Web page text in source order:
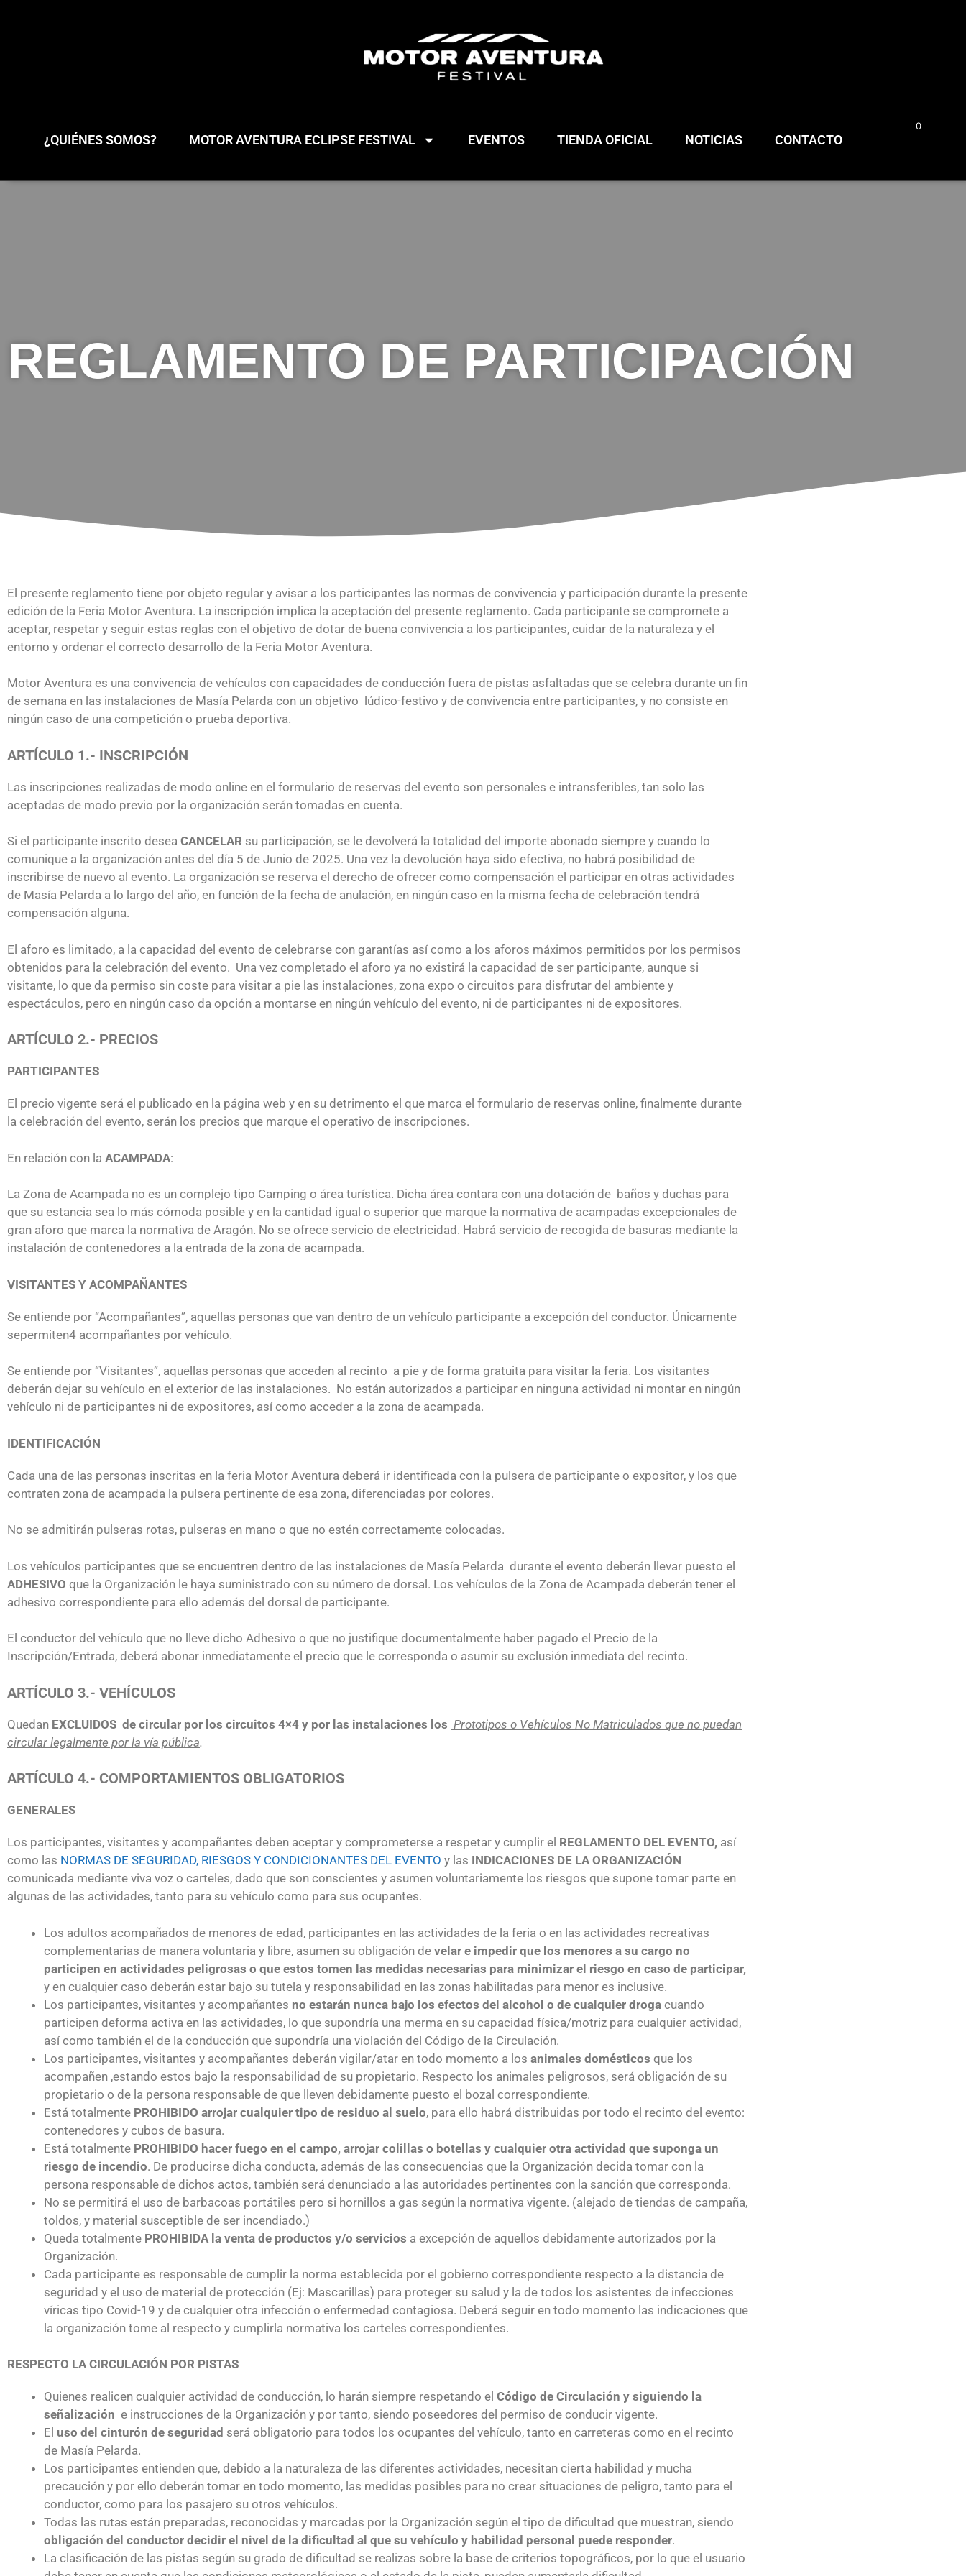
¿QUIÉNES SOMOS? MOTOR AVENTURA ECLIPSE FESTIVAL EVENTOS TIENDA OFICIAL NOTICIAS CONTACTO
0
REGLAMENTO DE PARTICIPACIÓN
El presente reglamento tiene por objeto regular y avisar a los participantes las normas de convivencia y participación durante la presente
edición de la Feria Motor Aventura. La inscripción implica la aceptación del presente reglamento. Cada participante se compromete a
aceptar, respetar y seguir estas reglas con el objetivo de dotar de buena convivencia a los participantes, cuidar de la naturaleza y el
entorno y ordenar el correcto desarrollo de la Feria Motor Aventura.
Motor Aventura es una convivencia de vehículos con capacidades de conducción fuera de pistas asfaltadas que se celebra durante un fin
de semana en las instalaciones de Masía Pelarda con un objetivo lúdico-festivo y de convivencia entre participantes, y no consiste en
ningún caso de una competición o prueba deportiva.
ARTÍCULO 1.- INSCRIPCIÓN
Las inscripciones realizadas de modo online en el formulario de reservas del evento son personales e intransferibles, tan solo las
aceptadas de modo previo por la organización serán tomadas en cuenta.
Si el participante inscrito desea CANCELAR su participación, se le devolverá la totalidad del importe abonado siempre y cuando lo
comunique a la organización antes del día 5 de Junio de 2025. Una vez la devolución haya sido efectiva, no habrá posibilidad de
inscribirse de nuevo al evento. La organización se reserva el derecho de ofrecer como compensación el participar en otras actividades
de Masía Pelarda a lo largo del año, en función de la fecha de anulación, en ningún caso en la misma fecha de celebración tendrá
compensación alguna.
El aforo es limitado, a la capacidad del evento de celebrarse con garantías así como a los aforos máximos permitidos por los permisos
obtenidos para la celebración del evento. Una vez completado el aforo ya no existirá la capacidad de ser participante, aunque si
visitante, lo que da permiso sin coste para visitar a pie las instalaciones, zona expo o circuitos para disfrutar del ambiente y
espectáculos, pero en ningún caso da opción a montarse en ningún vehículo del evento, ni de participantes ni de expositores.
ARTÍCULO 2.- PRECIOS
PARTICIPANTES
El precio vigente será el publicado en la página web y en su detrimento el que marca el formulario de reservas online, finalmente durante
la celebración del evento, serán los precios que marque el operativo de inscripciones.
En relación con la ACAMPADA:
La Zona de Acampada no es un complejo tipo Camping o área turística. Dicha área contara con una dotación de baños y duchas para
que su estancia sea lo más cómoda posible y en la cantidad igual o superior que marque la normativa de acampadas excepcionales de
gran aforo que marca la normativa de Aragón. No se ofrece servicio de electricidad. Habrá servicio de recogida de basuras mediante la
instalación de contenedores a la entrada de la zona de acampada.
VISITANTES Y ACOMPAÑANTES
Se entiende por “Acompañantes”, aquellas personas que van dentro de un vehículo participante a excepción del conductor. Únicamente
sepermiten4 acompañantes por vehículo.
Se entiende por “Visitantes”, aquellas personas que acceden al recinto a pie y de forma gratuita para visitar la feria. Los visitantes
deberán dejar su vehículo en el exterior de las instalaciones. No están autorizados a participar en ninguna actividad ni montar en ningún
vehículo ni de participantes ni de expositores, así como acceder a la zona de acampada.
IDENTIFICACIÓN
Cada una de las personas inscritas en la feria Motor Aventura deberá ir identificada con la pulsera de participante o expositor, y los que
contraten zona de acampada la pulsera pertinente de esa zona, diferenciadas por colores.
No se admitirán pulseras rotas, pulseras en mano o que no estén correctamente colocadas.
Los vehículos participantes que se encuentren dentro de las instalaciones de Masía Pelarda durante el evento deberán llevar puesto el
ADHESIVO que la Organización le haya suministrado con su número de dorsal. Los vehículos de la Zona de Acampada deberán tener el
adhesivo correspondiente para ello además del dorsal de participante.
El conductor del vehículo que no lleve dicho Adhesivo o que no justifique documentalmente haber pagado el Precio de la
Inscripción/Entrada, deberá abonar inmediatamente el precio que le corresponda o asumir su exclusión inmediata del recinto.
ARTÍCULO 3.- VEHÍCULOS
Quedan EXCLUIDOS de circular por los circuitos 4×4 y por las instalaciones los Prototipos o Vehículos No Matriculados que no puedan
circular legalmente por la vía pública.
ARTÍCULO 4.- COMPORTAMIENTOS OBLIGATORIOS
GENERALES
Los participantes, visitantes y acompañantes deben aceptar y comprometerse a respetar y cumplir el REGLAMENTO DEL EVENTO, así
como las NORMAS DE SEGURIDAD, RIESGOS Y CONDICIONANTES DEL EVENTO y las INDICACIONES DE LA ORGANIZACIÓN
comunicada mediante viva voz o carteles, dado que son conscientes y asumen voluntariamente los riesgos que supone tomar parte en
algunas de las actividades, tanto para su vehículo como para sus ocupantes.
Los adultos acompañados de menores de edad, participantes en las actividades de la feria o en las actividades recreativas
complementarias de manera voluntaria y libre, asumen su obligación de velar e impedir que los menores a su cargo no
participen en actividades peligrosas o que estos tomen las medidas necesarias para minimizar el riesgo en caso de participar,
y en cualquier caso deberán estar bajo su tutela y responsabilidad en las zonas habilitadas para menor es inclusive.
Los participantes, visitantes y acompañantes no estarán nunca bajo los efectos del alcohol o de cualquier droga cuando
participen deforma activa en las actividades, lo que supondría una merma en su capacidad física/motriz para cualquier actividad,
así como también el de la conducción que supondría una violación del Código de la Circulación.
Los participantes, visitantes y acompañantes deberán vigilar/atar en todo momento a los animales domésticos que los
acompañen ,estando estos bajo la responsabilidad de su propietario. Respecto los animales peligrosos, será obligación de su
propietario o de la persona responsable de que lleven debidamente puesto el bozal correspondiente.
Está totalmente PROHIBIDO arrojar cualquier tipo de residuo al suelo, para ello habrá distribuidas por todo el recinto del evento:
contenedores y cubos de basura.
Está totalmente PROHIBIDO hacer fuego en el campo, arrojar colillas o botellas y cualquier otra actividad que suponga un
riesgo de incendio. De producirse dicha conducta, además de las consecuencias que la Organización decida tomar con la
persona responsable de dichos actos, también será denunciado a las autoridades pertinentes con la sanción que corresponda.
No se permitirá el uso de barbacoas portátiles pero si hornillos a gas según la normativa vigente. (alejado de tiendas de campaña,
toldos, y material susceptible de ser incendiado.)
Queda totalmente PROHIBIDA la venta de productos y/o servicios a excepción de aquellos debidamente autorizados por la
Organización.
Cada participante es responsable de cumplir la norma establecida por el gobierno correspondiente respecto a la distancia de
seguridad y el uso de material de protección (Ej: Mascarillas) para proteger su salud y la de todos los asistentes de infecciones
víricas tipo Covid-19 y de cualquier otra infección o enfermedad contagiosa. Deberá seguir en todo momento las indicaciones que
la organización tome al respecto y cumplirla normativa los carteles correspondientes.
RESPECTO LA CIRCULACIÓN POR PISTAS
Quienes realicen cualquier actividad de conducción, lo harán siempre respetando el Código de Circulación y siguiendo la
señalización e instrucciones de la Organización y por tanto, siendo poseedores del permiso de conducir vigente.
El uso del cinturón de seguridad será obligatorio para todos los ocupantes del vehículo, tanto en carreteras como en el recinto
de Masía Pelarda.
Los participantes entienden que, debido a la naturaleza de las diferentes actividades, necesitan cierta habilidad y mucha
precaución y por ello deberán tomar en todo momento, las medidas posibles para no crear situaciones de peligro, tanto para el
conductor, como para los pasajero su otros vehículos.
Todas las rutas están preparadas, reconocidas y marcadas por la Organización según el tipo de dificultad que muestran, siendo
obligación del conductor decidir el nivel de la dificultad al que su vehículo y habilidad personal puede responder.
La clasificación de las pistas según su grado de dificultad se realizas sobre la base de criterios topográficos, por lo que el usuario